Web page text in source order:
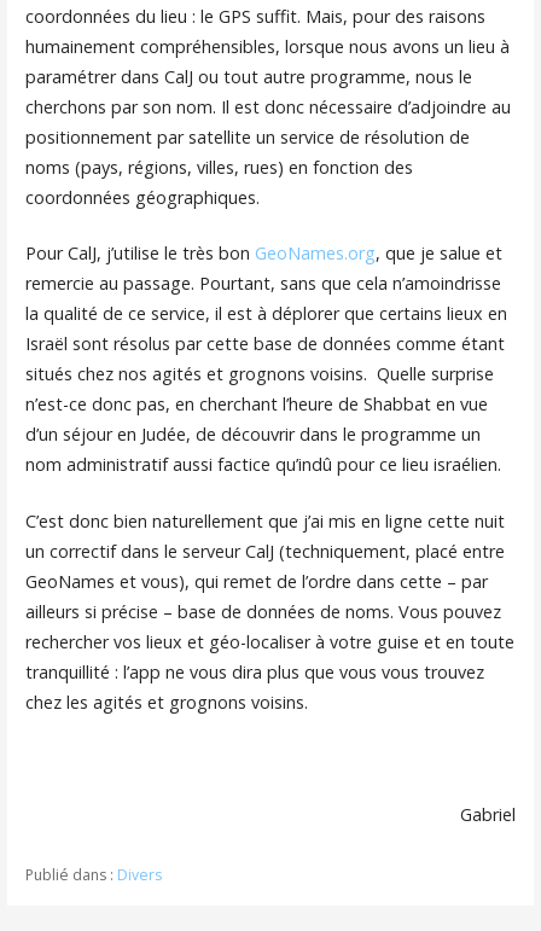
coordonnées du lieu : le GPS suffit. Mais, pour des raisons
humainement compréhensibles, lorsque nous avons un lieu à
paramétrer dans CalJ ou tout autre programme, nous le
cherchons par son nom. Il est donc nécessaire d’adjoindre au
positionnement par satellite un service de résolution de
noms (pays, régions, villes, rues) en fonction des
coordonnées géographiques.
Pour CalJ, j’utilise le très bon GeoNames.org, que je salue et
remercie au passage. Pourtant, sans que cela n’amoindrisse
la qualité de ce service, il est à déplorer que certains lieux en
Israël sont résolus par cette base de données comme étant
situés chez nos agités et grognons voisins. Quelle surprise
n’est-ce donc pas, en cherchant l’heure de Shabbat en vue
d’un séjour en Judée, de découvrir dans le programme un
nom administratif aussi factice qu’indû pour ce lieu israélien.
C’est donc bien naturellement que j’ai mis en ligne cette nuit
un correctif dans le serveur CalJ (techniquement, placé entre
GeoNames et vous), qui remet de l’ordre dans cette – par
ailleurs si précise – base de données de noms. Vous pouvez
rechercher vos lieux et géo-localiser à votre guise et en toute
tranquillité : l’app ne vous dira plus que vous vous trouvez
chez les agités et grognons voisins.
Gabriel
Publié dans : Divers